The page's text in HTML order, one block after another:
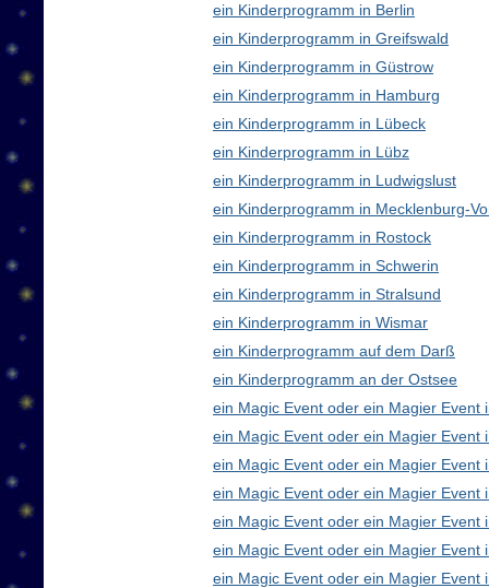
ein Kinderprogramm in Berlin
ein Kinderprogramm in Greifswald
ein Kinderprogramm in Güstrow
ein Kinderprogramm in Hamburg
ein Kinderprogramm in Lübeck
ein Kinderprogramm in Lübz
ein Kinderprogramm in Ludwigslust
ein Kinderprogramm in Mecklenburg-
ein Kinderprogramm in Rostock
ein Kinderprogramm in Schwerin
ein Kinderprogramm in Stralsund
ein Kinderprogramm in Wismar
ein Kinderprogramm auf dem Darß
ein Kinderprogramm an der Ostsee
ein Magic Event oder ein Magier Event
ein Magic Event oder ein Magier Event
ein Magic Event oder ein Magier Event
ein Magic Event oder ein Magier Event
ein Magic Event oder ein Magier Event
ein Magic Event oder ein Magier Event
ein Magic Event oder ein Magier Event